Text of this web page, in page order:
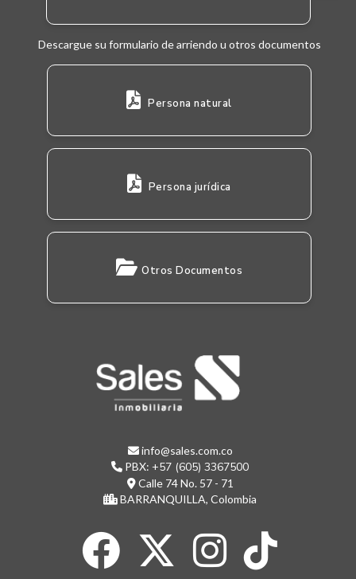
Descargue su formulario de arriendo u otros documentos
Persona natural
Persona jurídica
Otros Documentos
info@sales.com.co
PBX: +57 (605) 3367500
Calle 74 No. 57 - 71
BARRANQUILLA, Colombia